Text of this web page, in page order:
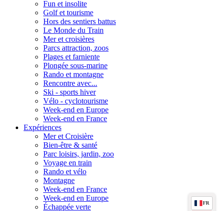
Fun et insolite
Golf et tourisme
Hors des sentiers battus
Le Monde du Train
Mer et croisières
Parcs attraction, zoos
Plages et farniente
Plongée sous-marine
Rando et montagne
Rencontre avec...
Ski - sports hiver
Vélo - cyclotourisme
Week-end en Europe
Week-end en France
Expériences
Mer et Croisière
Bien-être & santé
Parc loisirs, jardin, zoo
Voyage en train
Rando et vélo
Montagne
Week-end en France
Week-end en Europe
Échappée verte
FR